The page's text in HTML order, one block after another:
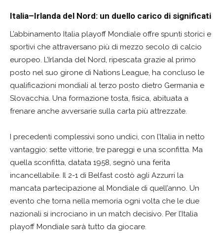
Italia–Irlanda del Nord: un duello carico di significati
L’abbinamento Italia playoff Mondiale offre spunti storici e
sportivi che attraversano più di mezzo secolo di calcio
europeo. L’Irlanda del Nord, ripescata grazie al primo
posto nel suo girone di Nations League, ha concluso le
qualificazioni mondiali al terzo posto dietro Germania e
Slovacchia. Una formazione tosta, fisica, abituata a
frenare anche avversarie sulla carta più attrezzate.
I precedenti complessivi sono undici, con l’Italia in netto
vantaggio: sette vittorie, tre pareggi e una sconfitta. Ma
quella sconfitta, datata 1958, segnò una ferita
incancellabile. Il 2-1 di Belfast costò agli Azzurri la
mancata partecipazione al Mondiale di quell’anno. Un
evento che torna nella memoria ogni volta che le due
nazionali si incrociano in un match decisivo. Per l’Italia
playoff Mondiale sarà tutto da giocare.